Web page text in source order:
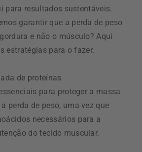
para resultados sustentáveis.
garantir que a perda de peso
e não o músculo? Aqui
estratégias para o fazer.
de proteínas
para proteger a massa
perda de peso, uma vez que
necessários para a
do tecido muscular.